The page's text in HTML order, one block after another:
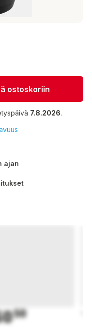
ostoskoriin
7.8.2026.
ajan
50